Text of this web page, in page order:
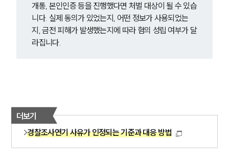
개통, 본인인증 등을 진행했다면 처벌 대상이 될 수 있습
니다. 실제 동의가 있었는지, 어떤 정보가 사용되었는
지, 금전 피해가 발생했는지에 따라 혐의 성립 여부가 달
라집니다.
더보기
경찰조사연기 사유가 인정되는 기준과 대응 방법